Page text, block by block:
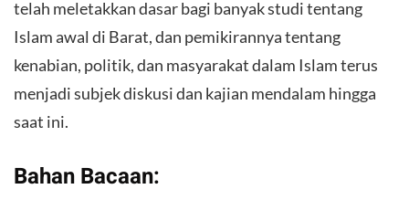
telah meletakkan dasar bagi banyak studi tentang
Islam awal di Barat, dan pemikirannya tentang
kenabian, politik, dan masyarakat dalam Islam terus
menjadi subjek diskusi dan kajian mendalam hingga
saat ini.
Bahan Bacaan: